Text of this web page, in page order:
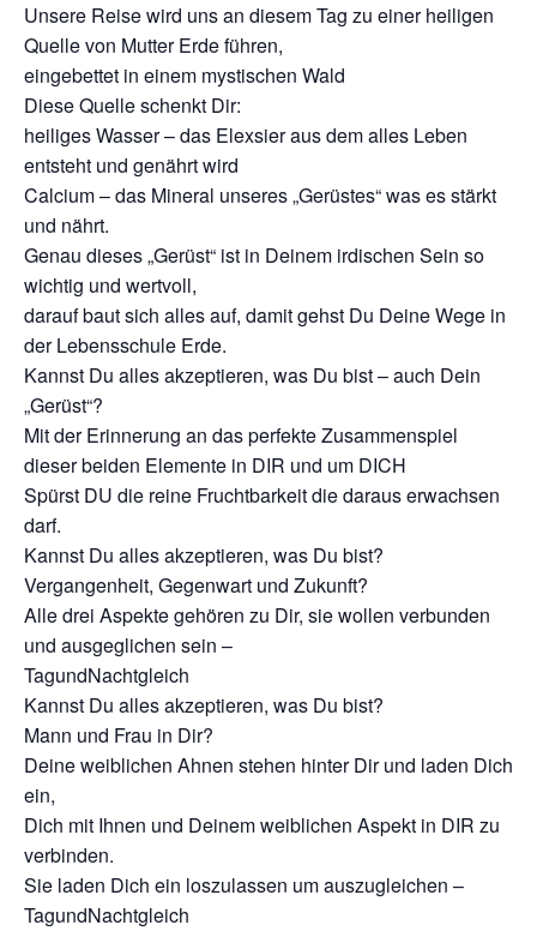
Unsere Reise wird uns an diesem Tag zu einer heiligen
Quelle von Mutter Erde führen,
eingebettet in einem mystischen Wald
Diese Quelle schenkt Dir:
heiliges Wasser – das Elexsier aus dem alles Leben
entsteht und genährt wird
Calcium – das Mineral unseres „Gerüstes“ was es stärkt
und nährt.
Genau dieses „Gerüst“ ist in Deinem irdischen Sein so
wichtig und wertvoll,
darauf baut sich alles auf, damit gehst Du Deine Wege in
der Lebensschule Erde.
Kannst Du alles akzeptieren, was Du bist – auch Dein
„Gerüst“?
Mit der Erinnerung an das perfekte Zusammenspiel
dieser beiden Elemente in DIR und um DICH
Spürst DU die reine Fruchtbarkeit die daraus erwachsen
darf.
Kannst Du alles akzeptieren, was Du bist?
Vergangenheit, Gegenwart und Zukunft?
Alle drei Aspekte gehören zu Dir, sie wollen verbunden
und ausgeglichen sein –
TagundNachtgleich
Kannst Du alles akzeptieren, was Du bist?
Mann und Frau in Dir?
Deine weiblichen Ahnen stehen hinter Dir und laden Dich
ein,
Dich mit Ihnen und Deinem weiblichen Aspekt in DIR zu
verbinden.
Sie laden Dich ein loszulassen um auszugleichen –
TagundNachtgleich